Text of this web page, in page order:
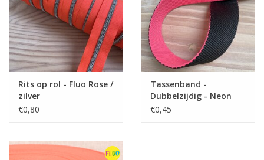
Rits op rol - Fluo Rose /
zilver
€0,80
Tassenband -
Dubbelzijdig - Neon
Rose
€0,45